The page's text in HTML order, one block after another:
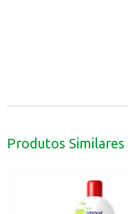
Produtos Similares